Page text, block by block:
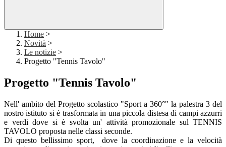
Home >
Novità >
Le notizie >
Progetto "Tennis Tavolo"
Progetto "Tennis Tavolo"
Nell' ambito del Progetto scolastico "Sport a 360°" la palestra 3 del
nostro istituto si è trasformata in una piccola distesa di campi azzurri
e verdi dove si è svolta un' attività promozionale sul TENNIS
TAVOLO proposta nelle classi seconde.
Di questo bellissimo sport, dove la coordinazione e la velocità